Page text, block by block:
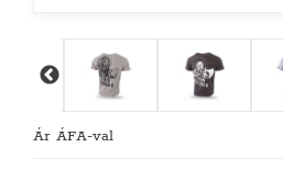
Ár ÁFA-val